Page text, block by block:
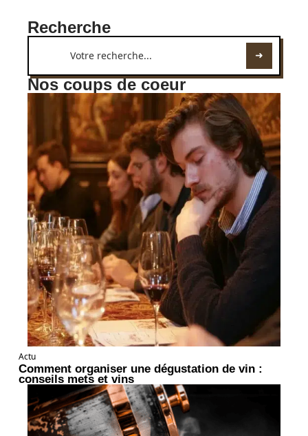
Recherche
Nos coups de coeur
Actu
Comment organiser une dégustation de vin :
conseils mets et vins